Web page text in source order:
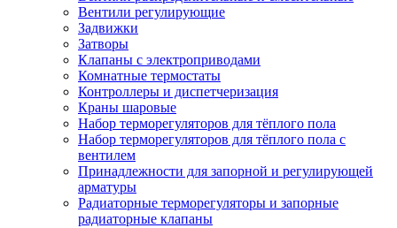
Вентили регулирующие
Задвижки
Затворы
Клапаны с электроприводами
Комнатные термостаты
Контроллеры и диспетчеризация
Краны шаровые
Набор терморегуляторов для тёплого пола
Набор терморегуляторов для тёплого пола с
вентилем
Принадлежности для запорной и регулирующей
арматуры
Радиаторные терморегуляторы и запорные
радиаторные клапаны